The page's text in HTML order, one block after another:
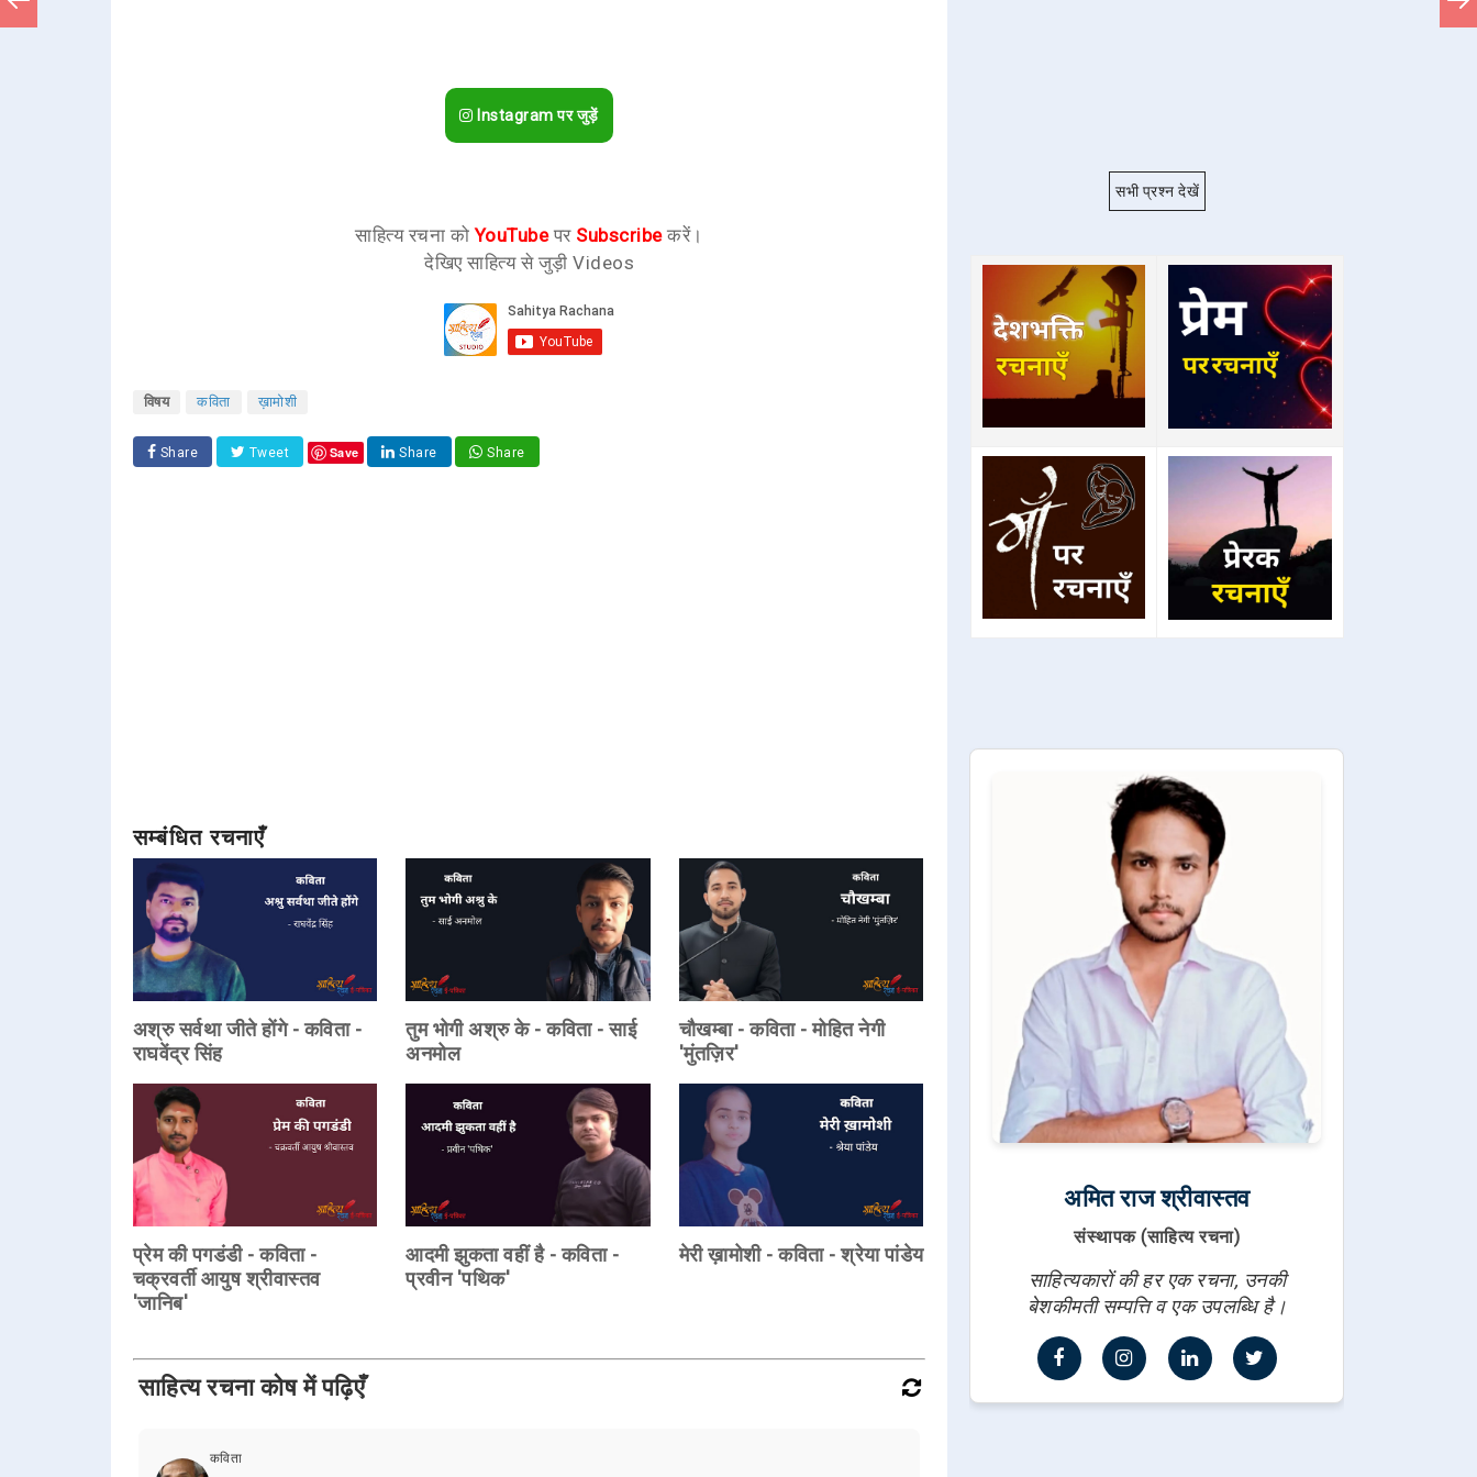
Instagram पर जुड़ें
साहित्य रचना कोYouTubeपर Subscribeकरें।
देखिए साहित्य से जुड़ी Videos
विषय कविता ख़ामोशी
Share Tweet Save Share Share
सम्बंधित रचनाएँ
अश्रु सर्वथा जीते होंगे - कविता -
राघवेंद्र सिंह
तुम भोगी अश्रु के - कविता - साई
अनमोल
चौखम्बा - कविता - मोहित नेगी
'मुंतज़िर'
प्रेम की पगडंडी - कविता -
चक्रवर्ती आयुष श्रीवास्तव
'जानिब'
आदमी झुकता वहीं है - कविता -
प्रवीन 'पथिक'
मेरी ख़ामोशी - कविता - श्रेया पांडेय
साहित्य रचना कोष में पढ़िएँ
कविता
सभी प्रश्न देखें
अमित राज श्रीवास्तव
संस्थापक (साहित्य रचना)
साहित्यकारों की हर एक रचना, उनकी
बेशकीमती सम्पत्ति व एक उपलब्धि है।